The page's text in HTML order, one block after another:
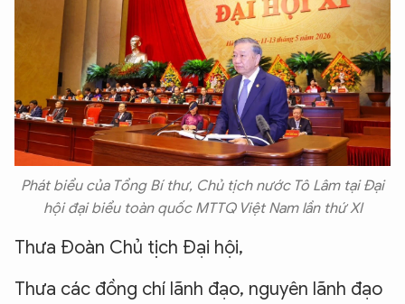
Phát biểu của Tổng Bí thư, Chủ tịch nước Tô Lâm tại Đại
hội đại biểu toàn quốc MTTQ Việt Nam lần thứ XI
Thưa Đoàn Chủ tịch Đại hội,
Thưa các đồng chí lãnh đạo, nguyên lãnh đạo